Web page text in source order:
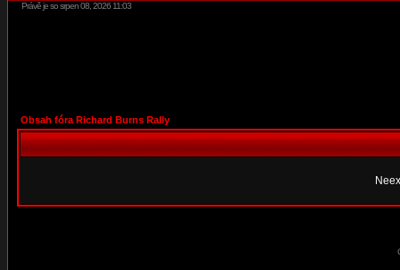
Právě je so srpen 08, 2026 11:03
Obsah fóra Richard Burns Rally